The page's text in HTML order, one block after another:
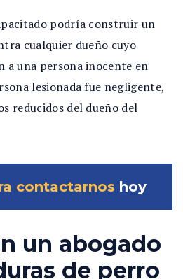
podría construir un
cualquier dueño cuyo
a una persona inocente en
lesionada fue negligente,
reducidos del dueño del
contactarnos hoy
un abogado
de perro